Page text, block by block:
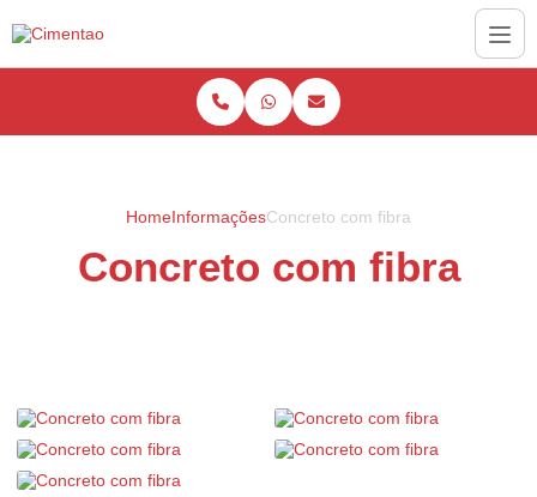
HomeInformaçõesConcreto com fibra
Concreto com fibra